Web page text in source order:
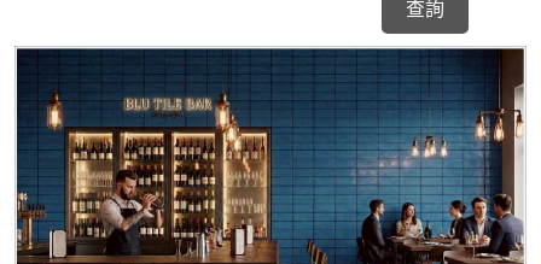
捷運： 中和線【頂溪站 2 號出口】往中山路1段139
號約10分鐘
原Line已滿 無法加Line好友 請親愛的客戶加入
LINE官方帳號@a0975005573